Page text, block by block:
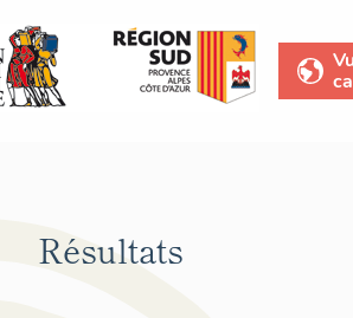
Résultats